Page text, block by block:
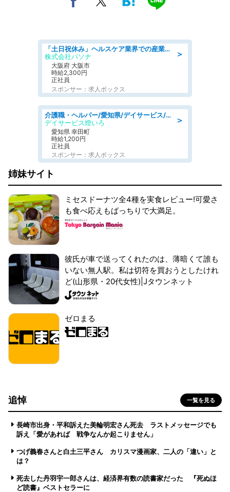
＞
「土日祝休み」ヘルスケア業界での産業保健師業務/看護師/高時給/要資格:正看護師
株式会社パソナ
大阪府 大阪市
時給2,300円
正社員
スポンサー：求人ボックス
＞
介護職・ヘルパー/愛知県/デイサービス/JR東海道本線 幸田/額田郡幸田町
デイサービス燈いろ
愛知県 幸田町
時給1,200円
正社員
スポンサー：求人ボックス
姉妹サイト
ミセスドーナツ全4種を実食レビュー!可愛さ
も食べ応えもばっちりで大満足。
彼氏が車で送ってくれたのは、薄暗くて誰も
いない無人駅。私は切符を買おうとしたけれ
ど(山形県・20代女性)|Jタウンネット
ゼロまる
追悼 一覧を見る
長崎市出身・平和訴えた美輪明宏さん死去 ラストメッセージでも
訴え「愛があれば 戦争なんか起こりません」
つげ義春さんと白土三平さん カリスマ漫画家、二人の「違い」と
は？
死去した丹羽宇一郎さんは、経済界有数の読書家だった 『死ぬほ
ど読書』ベストセラーに